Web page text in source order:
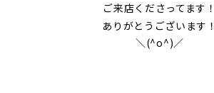
ご来店くださってます！
ありがとうございます！
＼(^o^)／